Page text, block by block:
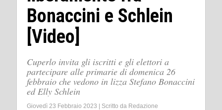
Bonaccini e Schlein
[Video]
Cuperlo invita gli iscritti e gli elettori a
partecipare alle primarie di domenica 26
febbraio che vedono in lizza Stefano Bonaccini
ed Elly Schlein
Giovedì 23 Febbraio 2023 Scritto da Redazione